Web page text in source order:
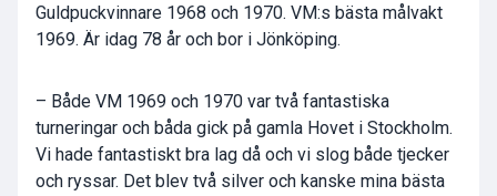
Guldpuckvinnare 1968 och 1970. VM:s bästa målvakt
1969. Är idag 78 år och bor i Jönköping.
– Både VM 1969 och 1970 var två fantastiska
turneringar och båda gick på gamla Hovet i Stockholm.
Vi hade fantastiskt bra lag då och vi slog både tjecker
och ryssar. Det blev två silver och kanske mina bästa